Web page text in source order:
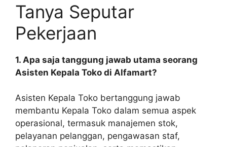
Tanya Seputar
Pekerjaan
1. Apa saja tanggung jawab utama seorang
Asisten Kepala Toko di Alfamart?
Asisten Kepala Toko bertanggung jawab
membantu Kepala Toko dalam semua aspek
operasional, termasuk manajemen stok,
pelayanan pelanggan, pengawasan staf,